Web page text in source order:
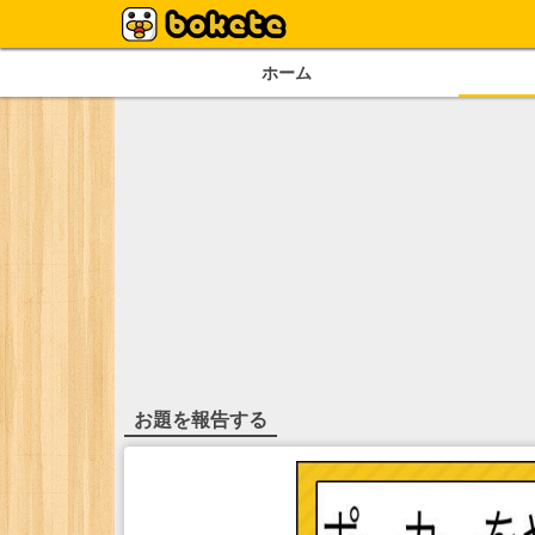
ホーム
お題を報告する